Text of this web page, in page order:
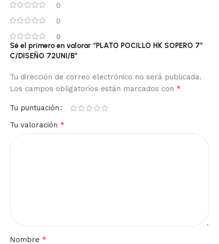
0
0
0
Sé el primero en valorar “PLATO POCILLO HK SOPERO 7″
C/DISEÑO 72UNI/B”
Tu dirección de correo electrónico no será publicada.
Los campos obligatorios están marcados con *
Tu puntuación
Tu valoración *
Nombre *